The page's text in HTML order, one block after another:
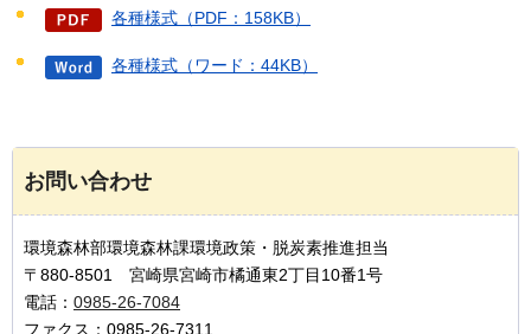
各種様式（PDF：158KB）
各種様式（ワード：44KB）
お問い合わせ
環境森林部環境森林課環境政策・脱炭素推進担当
〒880-8501 宮崎県宮崎市橘通東2丁目10番1号
電話： 0985-26-7084
ファクス：0985-26-7311